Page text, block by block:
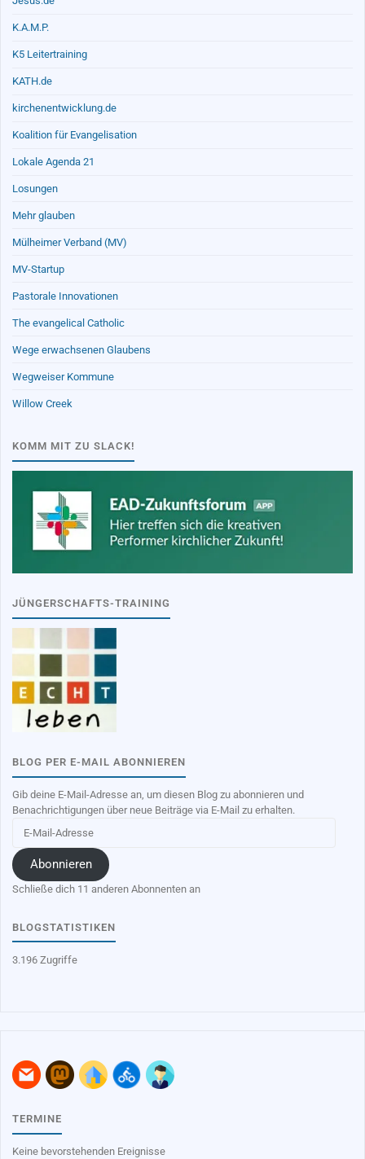
K.A.M.P.
K5 Leitertraining
KATH.de
kirchenentwicklung.de
Koalition für Evangelisation
Lokale Agenda 21
Losungen
Mehr glauben
Mülheimer Verband (MV)
MV-Startup
Pastorale Innovationen
The evangelical Catholic
Wege erwachsenen Glaubens
Wegweiser Kommune
Willow Creek
KOMM MIT ZU SLACK!
JÜNGERSCHAFTS-TRAINING
BLOG PER E-MAIL ABONNIEREN
Gib deine E-Mail-Adresse an, um diesen Blog zu abonnieren und
Benachrichtigungen über neue Beiträge via E-Mail zu erhalten.
Mail-
Adresse
Abonnieren
Schließe dich 11 anderen Abonnenten an
BLOGSTATISTIKEN
3.196 Zugriffe
TERMINE
Keine bevorstehenden Ereignisse